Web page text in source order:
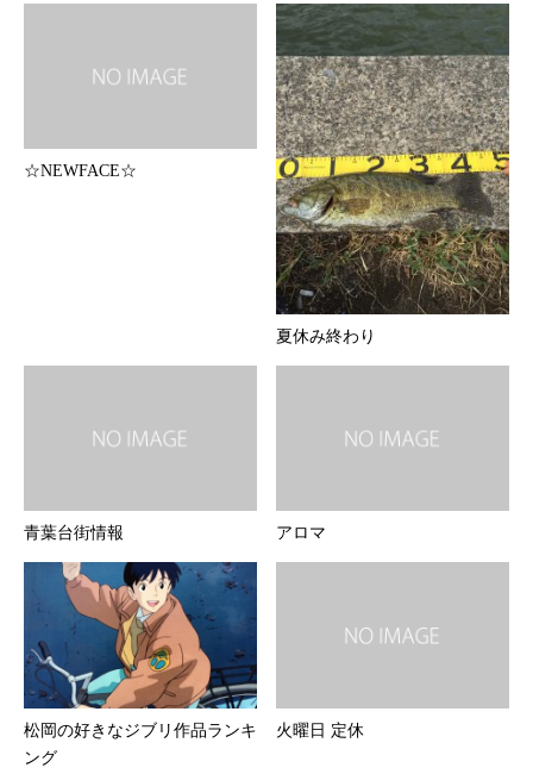
☆NEWFACE☆
夏休み終わり
青葉台街情報 アロマ
松岡の好きなジブリ作品ランキ
ング
火曜日 定休